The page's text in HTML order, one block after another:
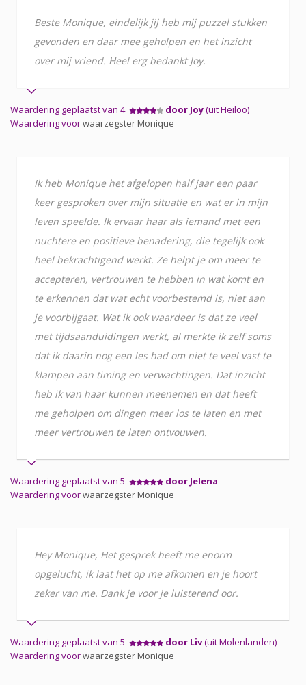
Beste Monique, eindelijk jij heb mij puzzel stukken
gevonden en daar mee geholpen en het inzicht
over mij vriend. Heel erg bedankt Joy.
Waardering geplaatst van 4 door Joy(uit Heiloo)
Waardering voorwaarzegster Monique
Ik heb Monique het afgelopen half jaar een paar
keer gesproken over mijn situatie en wat er in mijn
leven speelde. Ik ervaar haar als iemand met een
nuchtere en positieve benadering, die tegelijk ook
heel bekrachtigend werkt. Ze helpt je om meer te
accepteren, vertrouwen te hebben in wat komt en
te erkennen dat wat echt voorbestemd is, niet aan
je voorbijgaat. Wat ik ook waardeer is dat ze veel
met tijdsaanduidingen werkt, al merkte ik zelf soms
dat ik daarin nog een les had om niet te veel vast te
klampen aan timing en verwachtingen. Dat inzicht
heb ik van haar kunnen meenemen en dat heeft
me geholpen om dingen meer los te laten en met
meer vertrouwen te laten ontvouwen.
Waardering geplaatst van 5
door Jelena
Waardering voorwaarzegster Monique
Hey Monique, Het gesprek heeft me enorm
opgelucht, ik laat het op me afkomen en je hoort
zeker van me. Dank je voor je luisterend oor.
Waardering geplaatst van 5 door Liv(uit Molenlanden)
Waardering voorwaarzegster Monique